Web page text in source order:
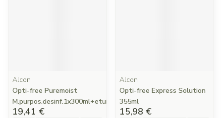
Alcon
Opti-free Puremoist
M.purpos.desinf.1x300ml+etui
19,41 €
Alcon
Opti-free Express Solution
355ml
15,98 €